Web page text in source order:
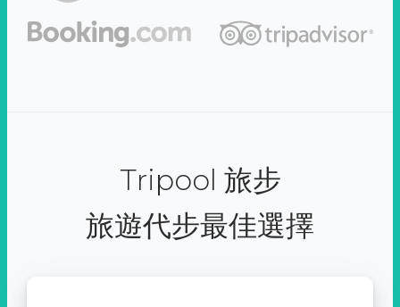
Tripool 旅步
旅遊代步最佳選擇